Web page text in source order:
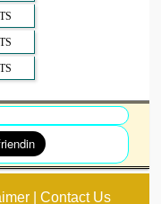
| Contact Us